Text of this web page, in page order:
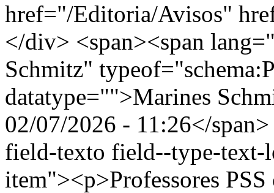
href="/Editoria/Avisos"
</div> <span><span
Schmitz"
datatype="">Marines
02/07/2026 - 11:26</
field-texto field--type-
item"><p>Professores